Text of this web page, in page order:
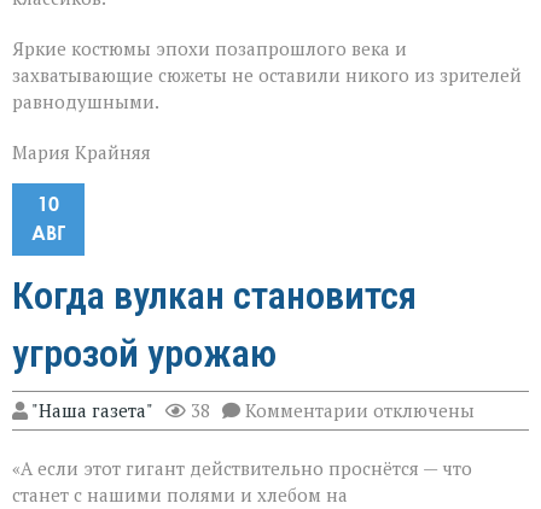
Яркие костюмы эпохи позапрошлого века и
захватывающие сюжеты не оставили никого из зрителей
равнодушными.
Мария Крайняя
10
АВГ
Когда вулкан становится
угрозой урожаю
"Наша газета" 38 Комментарии к
записи
вулкан
отключены
«А если этот гигант действительно проснётся — что
станет с нашими полями и хлебом на